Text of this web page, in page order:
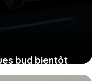
byd bientôt
écologique